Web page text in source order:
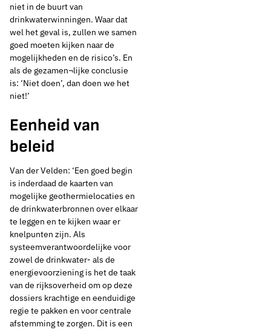
niet in de buurt van
drinkwaterwinningen. Waar dat
wel het geval is, zullen we samen
goed moeten kijken naar de
mogelijkheden en de risico’s. En
als de gezamen¬lijke conclusie
is: ‘Niet doen’, dan doen we het
niet!’
Eenheid van
beleid
Van der Velden: ‘Een goed begin
is inderdaad de kaarten van
mogelijke geothermielocaties en
de drinkwaterbronnen over elkaar
te leggen en te kijken waar er
knelpunten zijn. Als
systeemverantwoordelijke voor
zowel de drinkwater- als de
energievoorziening is het de taak
van de rijksoverheid om op deze
dossiers krachtige en eenduidige
regie te pakken en voor centrale
afstemming te zorgen. Dit is een